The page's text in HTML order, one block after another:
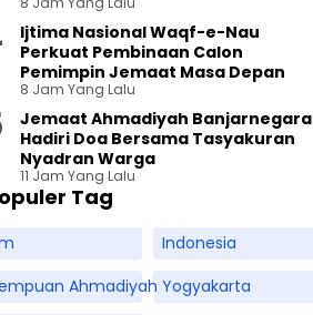
Ijtima Nasional Waqf-e-Nau
Perkuat Pembinaan Calon
Pemimpin Jemaat Masa Depan
8 Jam Yang Lalu
Jemaat Ahmadiyah Banjarnegara
Hadiri Doa Bersama Tasyakuran
Nyadran Warga
11 Jam Yang Lalu
Tag
Indonesia
Ahmadiyah Yogyakarta